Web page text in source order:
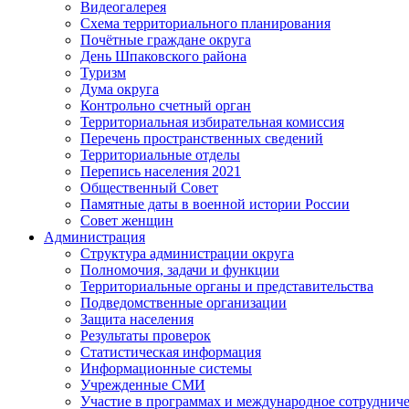
Видеогалерея
Схема территориального планирования
Почётные граждане округа
День Шпаковского района
Туризм
Дума округа
Контрольно счетный орган
Территориальная избирательная комиссия
Перечень пространственных сведений
Территориальные отделы
Перепись населения 2021
Общественный Совет
Памятные даты в военной истории России
Совет женщин
Администрация
Структура администрации округа
Полномочия, задачи и функции
Территориальные органы и представительства
Подведомственные организации
Защита населения
Результаты проверок
Статистическая информация
Информационные системы
Учрежденные СМИ
Участие в программах и международное